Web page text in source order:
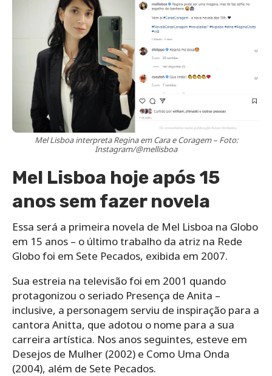
Mel Lisboa interpreta Regina em Cara e Coragem – Foto:
Instagram/@mellisboa
Mel Lisboa hoje após 15
anos sem fazer novela
Essa será a primeira novela de Mel Lisboa na Globo
em 15 anos – o último trabalho da atriz na Rede
Globo foi em Sete Pecados, exibida em 2007.
Sua estreia na televisão foi em 2001 quando
protagonizou o seriado Presença de Anita –
inclusive, a personagem serviu de inspiração para a
cantora Anitta, que adotou o nome para a sua
carreira artística. Nos anos seguintes, esteve em
Desejos de Mulher (2002) e Como Uma Onda
(2004), além de Sete Pecados.